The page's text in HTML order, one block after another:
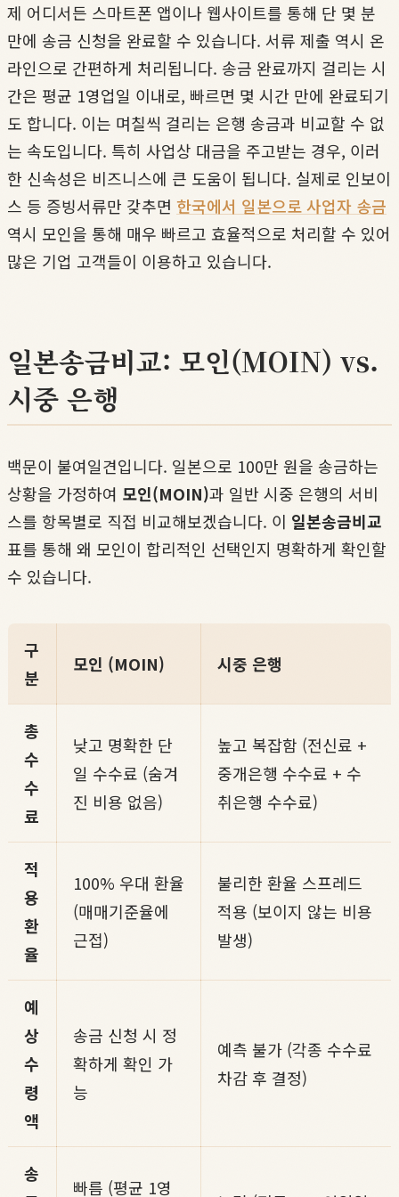
제 어디서든 스마트폰 앱이나 웹사이트를 통해 단 몇 분
만에 송금 신청을 완료할 수 있습니다. 서류 제출 역시 온
라인으로 간편하게 처리됩니다. 송금 완료까지 걸리는 시
간은 평균 1영업일 이내로, 빠르면 몇 시간 만에 완료되기
도 합니다. 이는 며칠씩 걸리는 은행 송금과 비교할 수 없
는 속도입니다. 특히 사업상 대금을 주고받는 경우, 이러
한 신속성은 비즈니스에 큰 도움이 됩니다. 실제로 인보이
스 등 증빙서류만 갖추면 한국에서 일본으로 사업자 송금
역시 모인을 통해 매우 빠르고 효율적으로 처리할 수 있어
많은 기업 고객들이 이용하고 있습니다.
일본송금비교: 모인(MOIN) vs.
시중 은행
백문이 불여일견입니다. 일본으로 100만 원을 송금하는
상황을 가정하여 모인(MOIN)과 일반 시중 은행의 서비
스를 항목별로 직접 비교해보겠습니다. 이 일본송금비교
표를 통해 왜 모인이 합리적인 선택인지 명확하게 확인할
수 있습니다.
구
분
모인 (MOIN) 시중 은행
총
수
수
료
낮고 명확한 단
일 수수료 (숨겨
진 비용 없음)
높고 복잡함 (전신료 +
중개은행 수수료 + 수
취은행 수수료)
적
용
환
율
100% 우대 환율
(매매기준율에
근접)
불리한 환율 스프레드
적용 (보이지 않는 비용
발생)
예
상
수
령
액
송금 신청 시 정
확하게 확인 가
능
예측 불가 (각종 수수료
차감 후 결정)
송
빠름 (평균 1영